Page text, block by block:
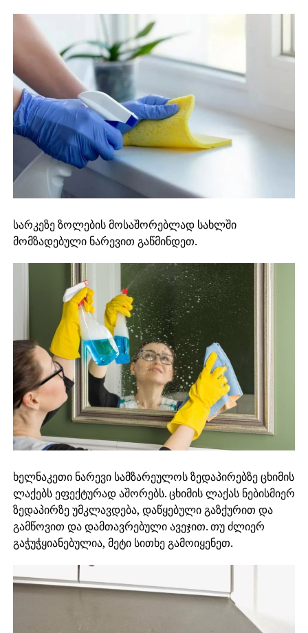
სარკეზე ზოლების მოსაშორებლად სახლში
მომზადებული ნარევით გაწმინდეთ.
ხელნაკეთი ნარევი სამზარეულოს ზედაპირებზე ცხიმის
ლაქებს ეფექტურად აშორებს. ცხიმის ლაქას ნებისმიერ
ზედაპირზე უმკლავდება, დაწყებული გაზქურით და
გამწოვით და დამთავრებული ავეჯით. თუ ძლიერ
გაჭუჭყიანებულია, მეტი სითხე გამოიყენეთ.